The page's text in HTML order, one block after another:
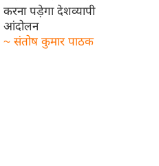
करना पड़ेगा देशव्यापी
आंदोलन
~ संतोष कुमार पाठक